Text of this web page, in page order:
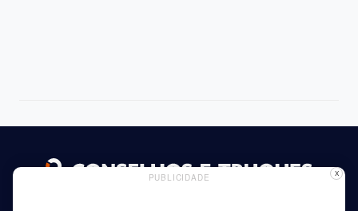
PUBLICIDADE X